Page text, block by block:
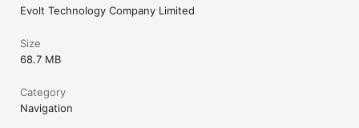
Evolt Technology Company Limited
Size
68.7 MB
Category
Navigation